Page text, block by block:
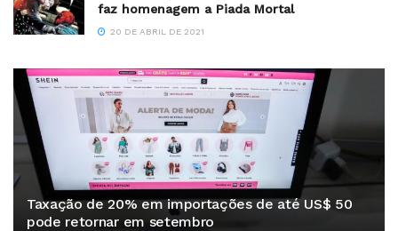
faz homenagem a Piada Mortal
20 DE ABRIL DE 2021
Taxação de 20% em importações de até US$ 50
pode retornar em setembro